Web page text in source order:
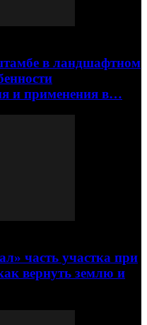
в ландшафтном
и применения в…
часть участка при
вернуть землю и